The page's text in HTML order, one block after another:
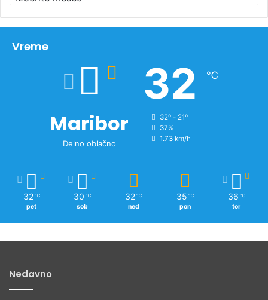
r
h
vVreme
Maribor
Delno oblačno
32 ℃
32º - 21º
37%
1.73 km/h
32 ℃
pet
30 ℃
sob
32 ℃
ned
35 ℃
pon
36 ℃
tor
Nedavno